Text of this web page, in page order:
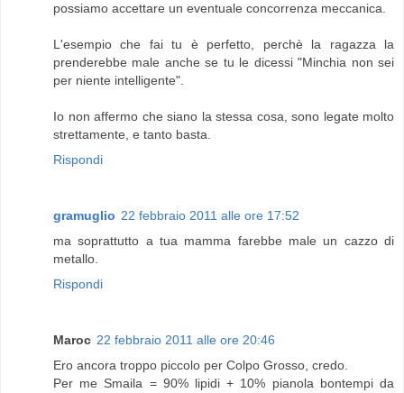
possiamo accettare un eventuale concorrenza meccanica.
L'esempio che fai tu è perfetto, perchè la ragazza la
prenderebbe male anche se tu le dicessi "Minchia non sei
per niente intelligente".
Io non affermo che siano la stessa cosa, sono legate molto
strettamente, e tanto basta.
Rispondi
gramuglio 22 febbraio 2011 alle ore 17:52
ma soprattutto a tua mamma farebbe male un cazzo di
metallo.
Rispondi
Maroc 22 febbraio 2011 alle ore 20:46
Ero ancora troppo piccolo per Colpo Grosso, credo.
Per me Smaila = 90% lipidi + 10% pianola bontempi da